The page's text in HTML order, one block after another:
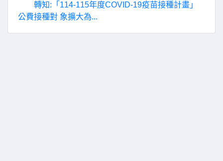
轉知:「114-115年度COVID-19疫苗接種計畫」
公費接種對 象擴大為...